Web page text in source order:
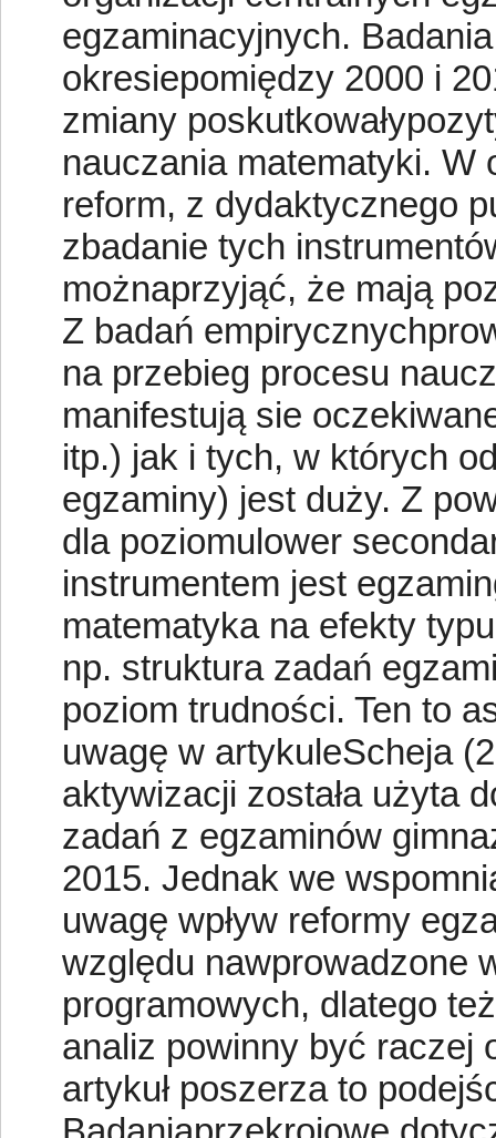
egzaminacyjnych.
okresiepomiędzy 2000 i
zmiany
nauczania matematyki. W
reform, z dydaktycznego
zbadanie tych
możnaprzyjąć, że mają
Z badań
na przebieg procesu
manifestują sie
itp.) jak i tych, w których
egzaminy) jest duży. Z
dla poziomulower
instrumentem jest
matematyka na efekty
np. struktura zadań
poziom trudności. Ten to
uwagę w artykuleScheja
aktywizacji została użyta
zadań z egzaminów
2015. Jednak we
uwagę wpływ reformy
względu nawprowadzone
programowych, dlatego
analiz powinny być raczej
artykuł poszerza to